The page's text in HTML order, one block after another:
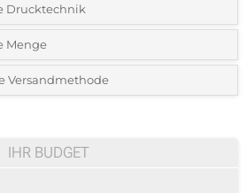
Drucktechnik
Farbtechniken für Ihr Logo:
Menge
Menge
Versandmethode
IHR BUDGET